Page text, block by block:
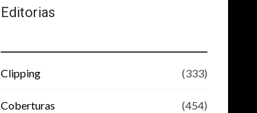
Editorias
Clipping (333)
Coberturas (454)